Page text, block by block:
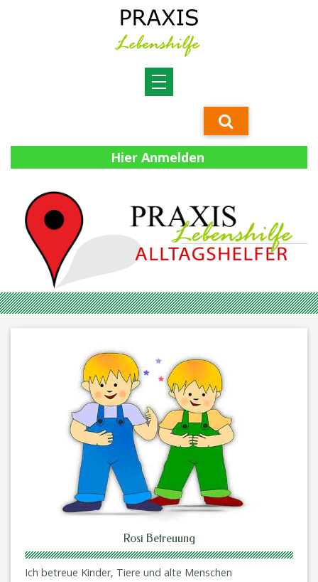
Hier Anmelden
Rosi Betreuung
Ich betreue Kinder, Tiere und alte Menschen